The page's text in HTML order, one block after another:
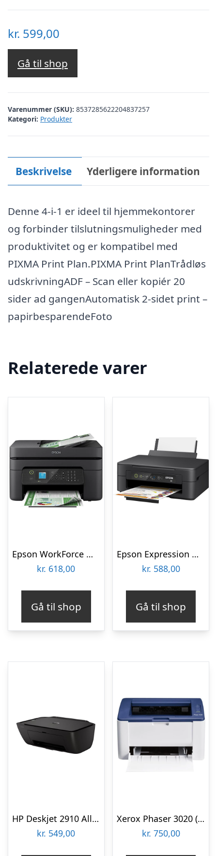
kr. 599,00
Gå til shop
Varenummer (SKU): 8537285622204837257
Kategori: Produkter
Beskrivelse Yderligere information
Denne 4-i-1 er ideel til hjemmekontorer
og forbinder tilslutningsmuligheder med
produktivitet og er kompatibel med
PIXMA Print Plan.PIXMA Print PlanTrådløs
udskrivningADF – Scan eller kopiér 20
sider ad gangenAutomatisk 2-sidet print –
papirbesparendeFoto
Relaterede varer
Epson WorkForce WF-2930DWF All in One Multifunktion – Farve – Blæk
kr. 618,00
Gå til shop
Epson Expression Home XP-2200 Multifunktion – Farve – Blæk
kr. 588,00
Gå til shop
HP Deskjet 2910 All-in-One – Color inkjet | A4/Legal | USB 2.0 | WiâFi(n) Multifunktion – Farve – Blæk
kr. 549,00
Xerox Phaser 3020 (3020V/BI) – Monokrom – Laser
kr. 750,00